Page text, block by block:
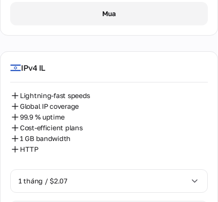
Mua
IPv4 IL
Lightning-fast speeds
Global IP coverage
99.9 % uptime
Cost-efficient plans
1 GB bandwidth
HTTP
1 tháng / $2.07